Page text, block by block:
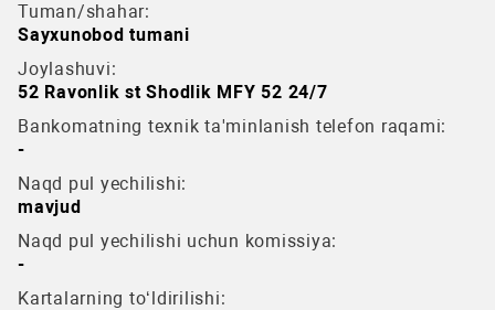
Tuman/shahar:
Sayxunobod tumani
Joylashuvi:
52 Ravonlik st Shodlik MFY 52 24/7
Bankomatning texnik ta'minlanish telefon raqami:
-
Naqd pul yechilishi:
mavjud
Naqd pul yechilishi uchun komissiya:
-
Kartalarning to‘ldirilishi: